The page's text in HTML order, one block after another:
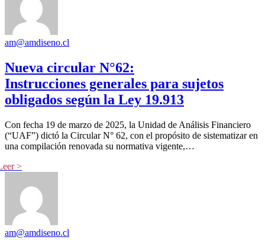
am@amdiseno.cl
Nueva circular N°62:
Instrucciones generales para sujetos
obligados según la Ley 19.913
Con fecha 19 de marzo de 2025, la Unidad de Análisis Financiero
(“UAF”) dictó la Circular N° 62, con el propósito de sistematizar en
una compilación renovada su normativa vigente,…
am@amdiseno.cl